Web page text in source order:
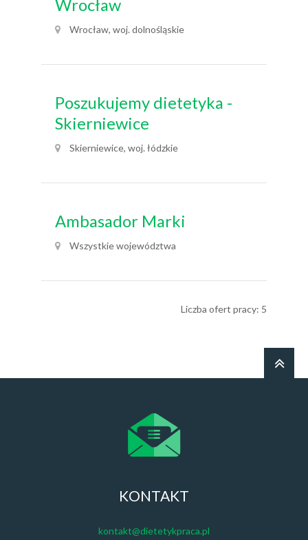
Wrocław
Wrocław, woj. dolnośląskie
Poszukujemy dietetyka -
Skierniewice
Skierniewice, woj. łódzkie
Ambasador Marki
Wszystkie województwa
Liczba ofert pracy: 5
KONTAKT
kontakt@dietetykpraca.pl